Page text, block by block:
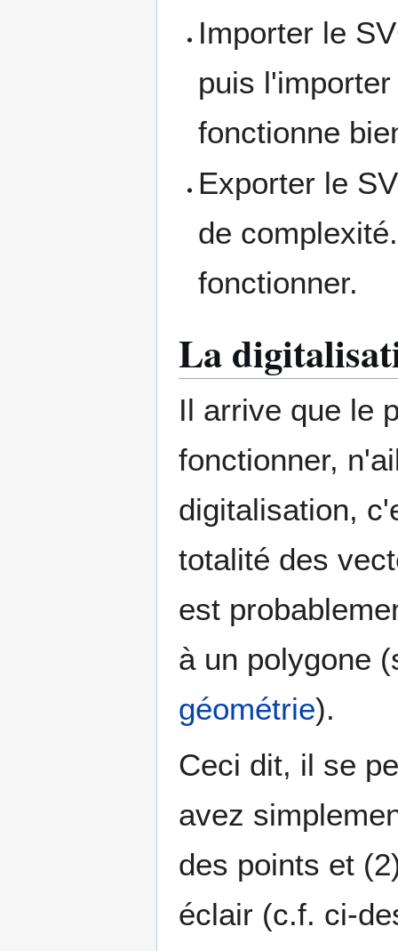
Importer le
puis
fonctionne
Exporter le
de
fonctionner.
La
Il arrive que le
fonctionner,
digitalisation,
totalité des
est
à un polygone
géométrie).
Ceci dit, il se
avez
des points et
éclair (c.f. ci-